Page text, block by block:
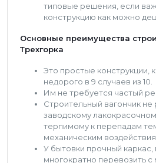
типовые решения, если
конструкцию как можно
Основные преимущества
Трехгорка
Это простые конструкции,
недорого в 9 случаев из 10.
Им не требуется частый
Строительный вагончик
заводскому
терпимому к перепадам
механическим
У бытовки прочный
многократно перевозить